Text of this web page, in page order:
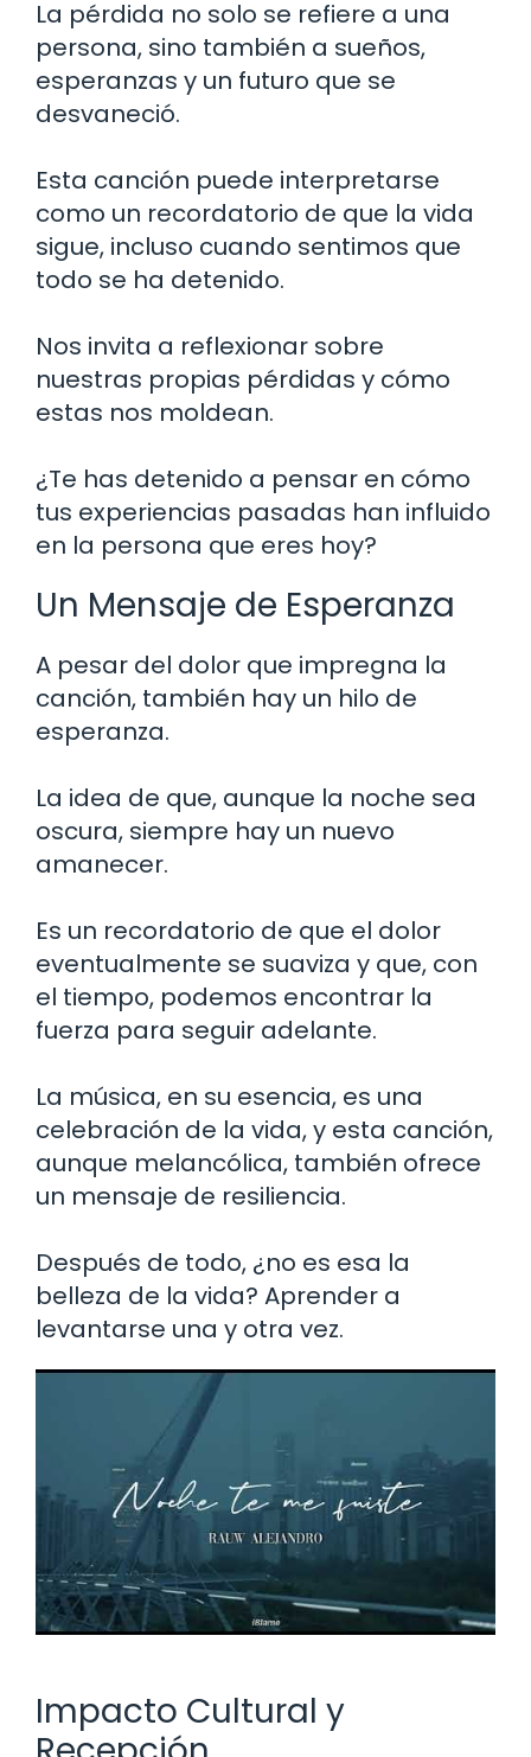
La pérdida no solo se refiere a una
persona, sino también a sueños,
esperanzas y un futuro que se
desvaneció.
Esta canción puede interpretarse
como un recordatorio de que la vida
sigue, incluso cuando sentimos que
todo se ha detenido.
Nos invita a reflexionar sobre
nuestras propias pérdidas y cómo
estas nos moldean.
¿Te has detenido a pensar en cómo
tus experiencias pasadas han influido
en la persona que eres hoy?
Un Mensaje de Esperanza
A pesar del dolor que impregna la
canción, también hay un hilo de
esperanza.
La idea de que, aunque la noche sea
oscura, siempre hay un nuevo
amanecer.
Es un recordatorio de que el dolor
eventualmente se suaviza y que, con
el tiempo, podemos encontrar la
fuerza para seguir adelante.
La música, en su esencia, es una
celebración de la vida, y esta canción,
aunque melancólica, también ofrece
un mensaje de resiliencia.
Después de todo, ¿no es esa la
belleza de la vida? Aprender a
levantarse una y otra vez.
Impacto Cultural y